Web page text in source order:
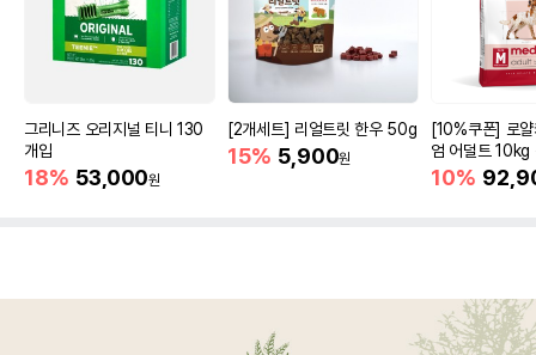
그리니즈 오리지널 티니 130
개입
18% 53,000원
[2개세트] 리얼트릿 한우 50g
15% 5,900원
[10%쿠폰] 로
엄 어덜트 10kg
증진
10%